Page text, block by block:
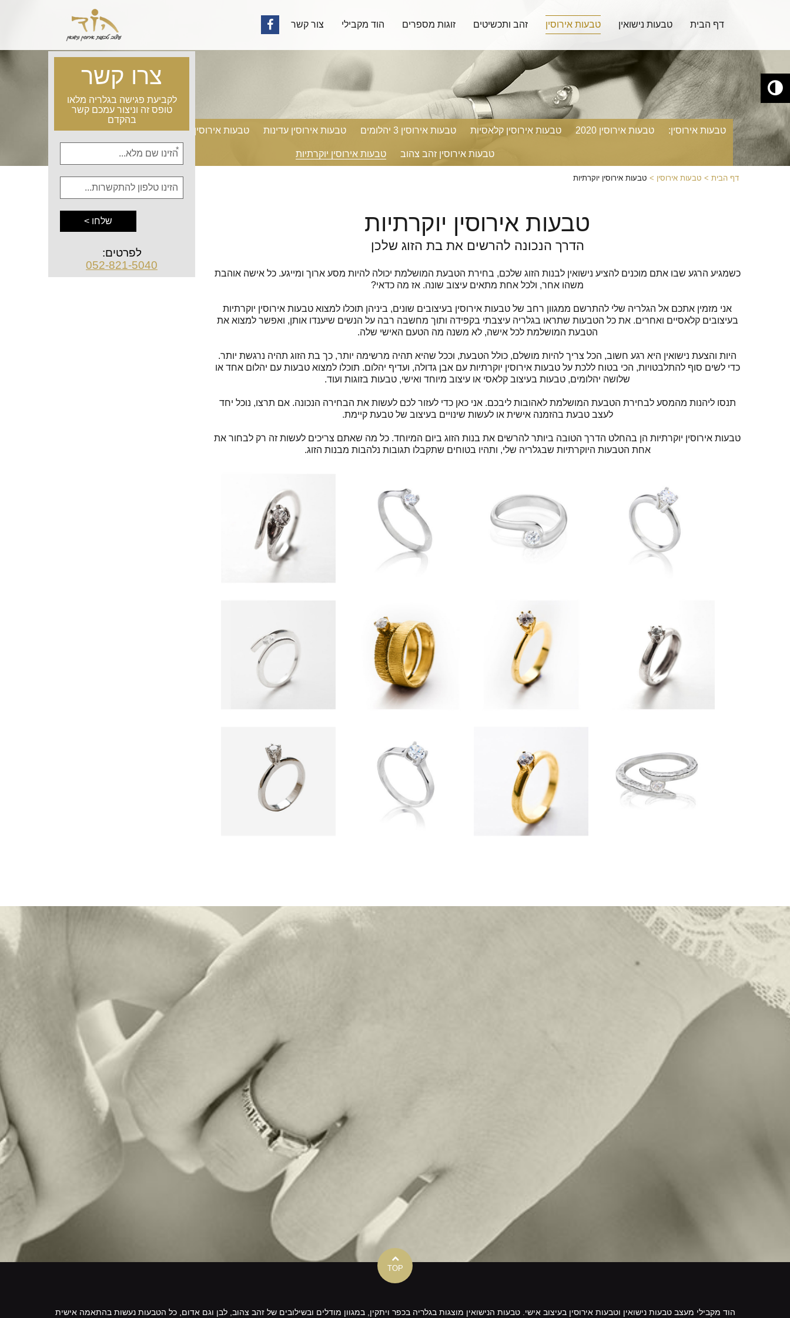
דף הבית
טבעות נישואין טבעות אירוסין זהב ותכשיטים זוגות מספרים הוד מקבילי צור קשר
קישור
לפייסבוק
טבעות אירוסין: טבעות אירוסין 2020 טבעות אירוסין קלאסיות טבעות אירוסין 3 יהלומים טבעות אירוסין עדינות טבעות אירוסין טוויסט טבעות אירוסין זהב לבן
טבעות אירוסין זהב צהוב טבעות אירוסין יוקרתיות
דף הבית טבעות אירוסין טבעות אירוסין יוקרתיות
צרו קשר
לקביעת פגישה בגלריה מלאו
טופס זה וניצור עמכם קשר
בהקדם
אנא
מלאו
את
טופס
לקביעת
פגישה
לפרטים:
052-821-5040
טבעות אירוסין יוקרתיות
הדרך הנכונה להרשים את בת הזוג שלכן
כשמגיע הרגע שבו אתם מוכנים להציע נישואין לבנות הזוג שלכם, בחירת הטבעת המושלמת יכולה להיות מסע ארוך ומייגע. כל אישה אוהבת
משהו אחר, ולכל אחת מתאים עיצוב שונה. אז מה כדאי?
אני מזמין אתכם אל הגלריה שלי להתרשם ממגוון רחב של טבעות אירוסין בעיצובים שונים, ביניהן תוכלו למצוא טבעות אירוסין יוקרתיות
בעיצובים קלאסיים ואחרים. את כל הטבעות שתראו בגלריה עיצבתי בקפידה ותוך מחשבה רבה על הנשים שיענדו אותן, ואפשר למצוא את
הטבעת המושלמת לכל אישה, לא משנה מה הטעם האישי שלה.
היות והצעת נישואין היא רגע חשוב, הכל צריך להיות מושלם, כולל הטבעת, וככל שהיא תהיה מרשימה יותר, כך בת הזוג תהיה נרגשת יותר.
כדי לשים סוף להתלבטויות, הכי בטוח ללכת על טבעות אירוסין יוקרתיות עם אבן גדולה, ועדיף יהלום. תוכלו למצוא טבעות עם יהלום אחד או
שלושה יהלומים, טבעות בעיצוב קלאסי או עיצוב מיוחד ואישי, טבעות בזוגות ועוד.
תנסו ליהנות מהמסע לבחירת הטבעת המושלמת לאהובות ליבכם. אני כאן כדי לעזור לכם לעשות את הבחירה הנכונה. אם תרצו, נוכל יחד
לעצב טבעת בהזמנה אישית או לעשות שינויים בעיצוב של טבעת קיימת.
טבעות אירוסין יוקרתיות הן בהחלט הדרך הטובה ביותר להרשים את בנות הזוג ביום המיוחד. כל מה שאתם צריכים לעשות זה רק לבחור את
אחת הטבעות היוקרתיות שבגלריה שלי, ותהיו בטוחים שתקבלו תגובות נלהבות מבנות הזוג.
TOP
הוד מקבילי מעצב טבעות נישואין וטבעות אירוסין בעיצוב אישי. טבעות הנישואין מוצגות בגלריה בכפר ויתקין, במגוון מודלים ובשילובים של זהב צהוב, לבן וגם אדום, כל הטבעות נעשות בהתאמה אישית